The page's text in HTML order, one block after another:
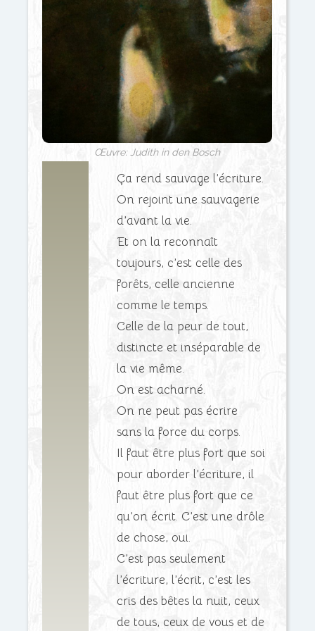
Œuvre: Judith in den Bosch
Ça rend sauvage l’écriture.
On rejoint une sauvagerie
d’avant la vie.
Et on la reconnaît
toujours, c’est celle des
forêts, celle ancienne
comme le temps.
Celle de la peur de tout,
distincte et inséparable de
la vie même.
On est acharné.
On ne peut pas écrire
sans la force du corps.
Il faut être plus fort que soi
pour aborder l’écriture, il
faut être plus fort que ce
qu’on écrit. C’est une drôle
de chose, oui.
C’est pas seulement
l’écriture, l’écrit, c’est les
cris des bêtes la nuit, ceux
de tous, ceux de vous et de